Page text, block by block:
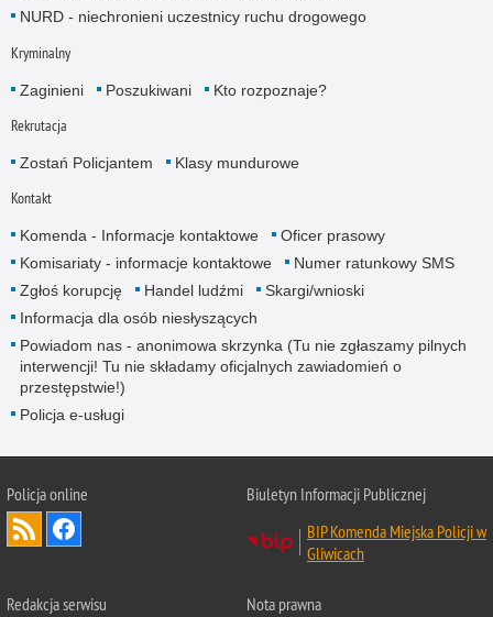
NURD - niechronieni uczestnicy ruchu drogowego
Kryminalny
Zaginieni Poszukiwani Kto rozpoznaje?
Rekrutacja
Zostań Policjantem Klasy mundurowe
Kontakt
Komenda - Informacje kontaktowe
Oficer prasowy
Komisariaty - informacje kontaktowe
Numer ratunkowy SMS
Zgłoś korupcję
Handel ludźmi
Skargi/wnioski
Informacja dla osób niesłyszących
Powiadom nas - anonimowa skrzynka (Tu nie zgłaszamy pilnych
interwencji! Tu nie składamy oficjalnych zawiadomień o
przestępstwie!)
Policja e-usługi
Policja online
Biuletyn Informacji Publicznej
BIP Komenda Miejska Policji w
Gliwicach
Redakcja serwisu Nota prawna